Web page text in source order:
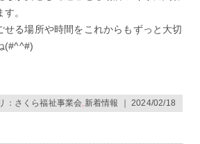
。
せる場所や時間をこれからもずっと大切
(#^^#)
： さくら福祉事業会 新着情報 ｜ 2024/02/18